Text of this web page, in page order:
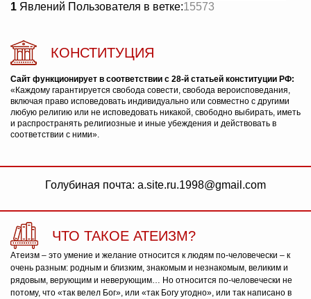
1 Явлений Пользователя в ветке:15573
КОНСТИТУЦИЯ
Сайт функционирует в соответствии с 28-й статьей конституции РФ:
«Каждому гарантируется свобода совести, свобода вероисповедания,
включая право исповедовать индивидуально или совместно с другими
любую религию или не исповедовать никакой, свободно выбирать, иметь
и распространять религиозные и иные убеждения и действовать в
соответствии с ними».
Голубиная почта: a.site.ru.1998@gmail.com
ЧТО ТАКОЕ АТЕИЗМ?
Атеизм – это умение и желание относится к людям по-человечески – к
очень разным: родным и близким, знакомым и незнакомым, великим и
рядовым, верующим и неверующим… Но относится по-человечески не
потому, что «так велел Бог», или «так Богу угодно», или так написано в